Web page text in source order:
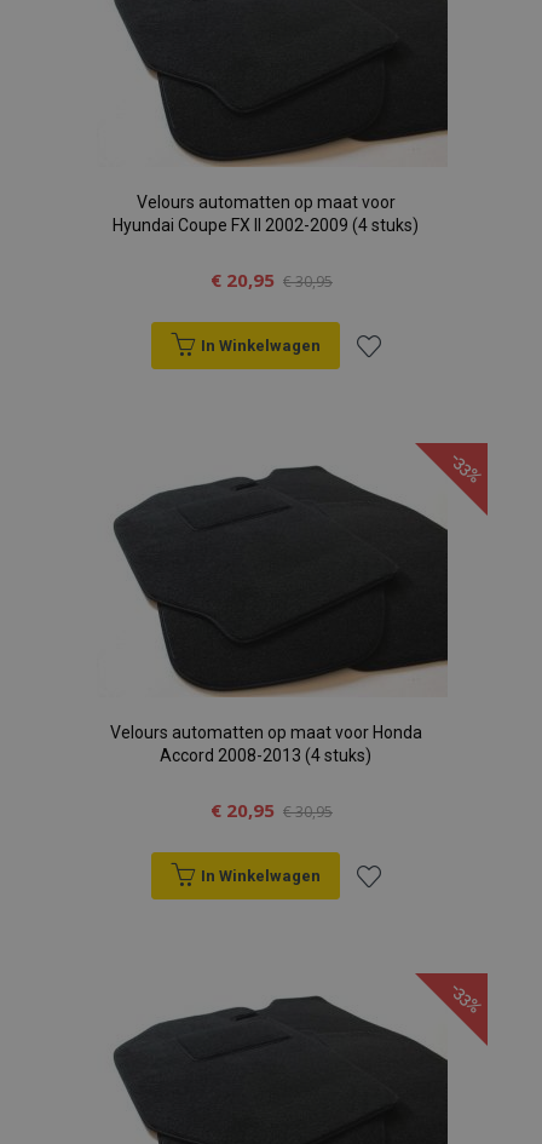
Velours automatten op maat voor
Hyundai Coupe FX II 2002-2009 (4 stuks)
€ 20,95 € 30,95
In Winkelwagen
aan
verlanglijst
-33%
Velours automatten op maat voor Honda
Accord 2008-2013 (4 stuks)
€ 20,95 € 30,95
In Winkelwagen
aan
verlanglijst
-33%